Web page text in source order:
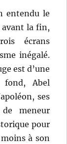
entendu le
la fin,
écrans
inégalé.
est d’une
fond, Abel
ses
de meneur
pour
à son